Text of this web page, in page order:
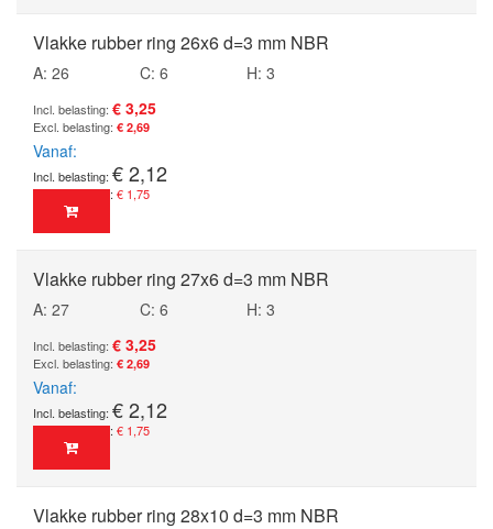
Vlakke rubber ring 26x6 d=3 mm NBR
A: 26 C: 6
H: 3
€ 3,25
€ 2,69
Vanaf
€ 2,12
€ 1,75
Vlakke rubber ring 27x6 d=3 mm NBR
A: 27 C: 6
H: 3
€ 3,25
€ 2,69
Vanaf
€ 2,12
€ 1,75
Vlakke rubber ring 28x10 d=3 mm NBR